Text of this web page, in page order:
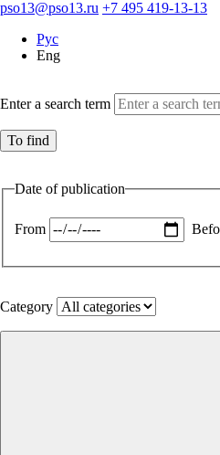
pso13@pso13.ru +7 495 419-13-13
Рус
Eng
Enter a search term
Date of publication
From
Category